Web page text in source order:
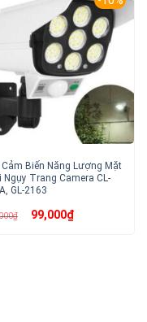
Biến Năng Lượng Mặt
Ngụy Trang Camera CL-
GL-2163
₫ Giá
gốc99,000₫Giá